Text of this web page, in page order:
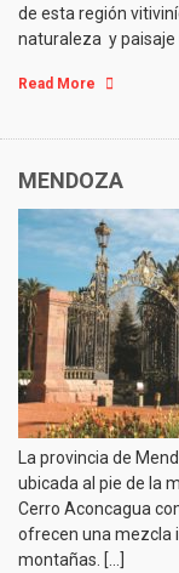
de esta región
naturaleza y paisaje
Read More
MENDOZA
La provincia de
ubicada al pie de la
Cerro Aconcagua
ofrecen una mezcla
montañas. […]